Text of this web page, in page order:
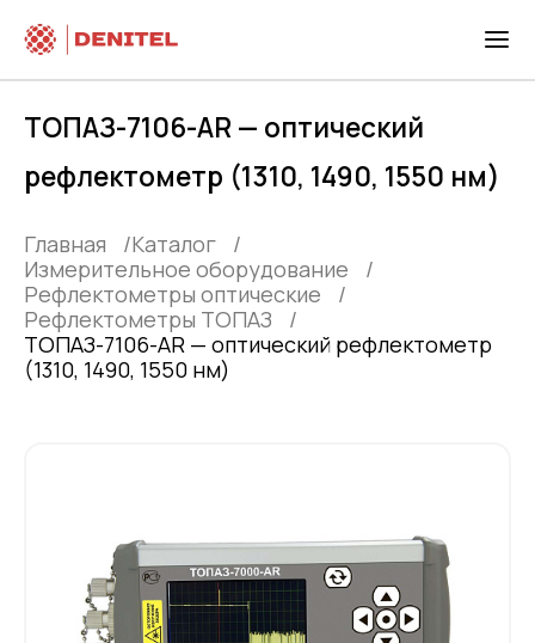
ТОПАЗ-7106-AR — оптический
рефлектометр (1310, 1490, 1550 нм)
Главная
Каталог
Измерительное оборудование
Рефлектометры оптические
Рефлектометры ТОПАЗ
ТОПАЗ-7106-AR — оптический рефлектометр
(1310, 1490, 1550 нм)